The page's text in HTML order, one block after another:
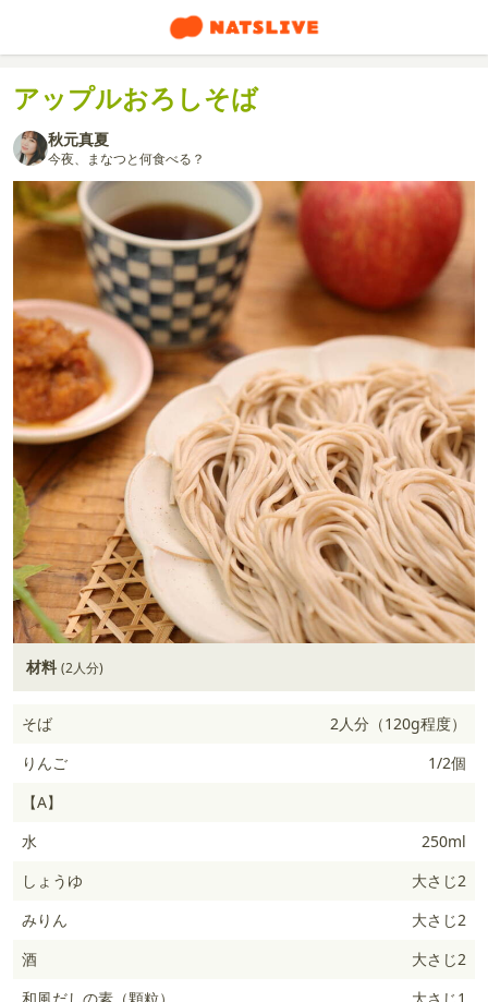
アップルおろしそば
秋元真夏
今夜、まなつと何食べる？
材料 (2人分)
そば
2人分（120g程度）
りんご
1/2個
【A】
水
250ml
しょうゆ
大さじ2
みりん
大さじ2
酒
大さじ2